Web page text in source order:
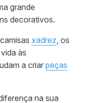
grande
decorativos.
xadrez, os
às
a criar peças
na sua